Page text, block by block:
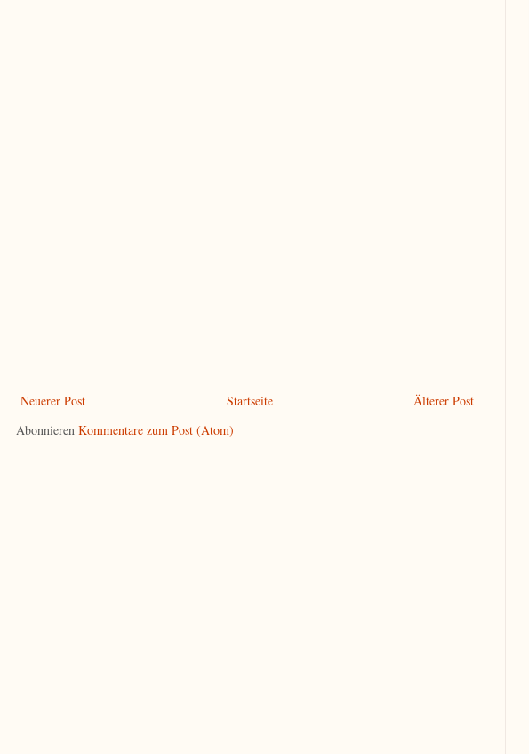
Neuerer Post Älterer Post
Startseite
Abonnieren Kommentare zum Post (Atom)